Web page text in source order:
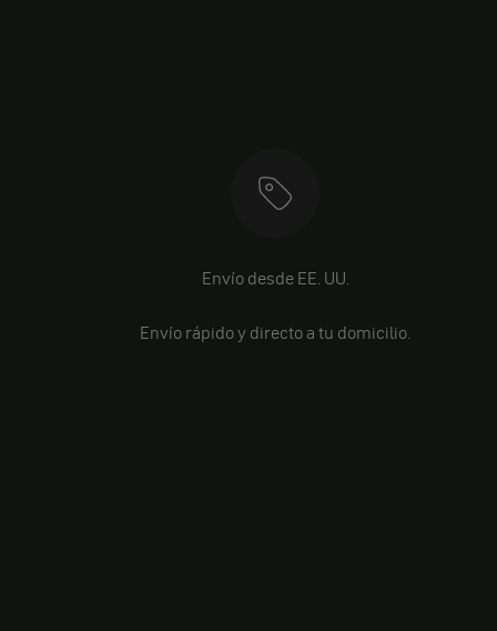
Envío desde EE. UU.
Envío rápido y directo a tu domicilio.